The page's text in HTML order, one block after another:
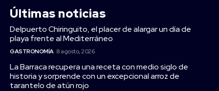
Últimas noticias
Delpuerto Chiringuito, el placer de alargar un día de
playa frente al Mediterráneo
GASTRONOMÍA 8 agosto, 2026
La Barraca recupera una receta con medio siglo de
historia y sorprende con un excepcional arroz de
tarantelo de atún rojo